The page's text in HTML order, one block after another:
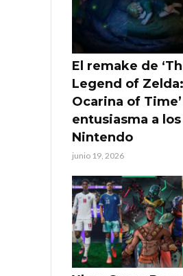
El remake de
Legend of Zelda:
Ocarina of
entusiasma a
Nintendo
junio 19, 2026